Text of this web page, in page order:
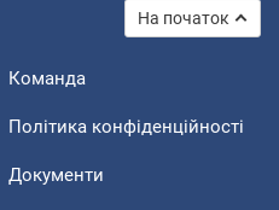
На початок
Команда
Політика конфіденційності
Документи